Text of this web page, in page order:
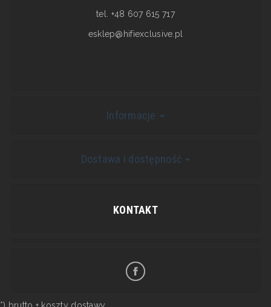
tel. +48 607 615 717
esklep@hifiexclusive.pl
Informacje
Dostawa i dostępność
KONTAKT